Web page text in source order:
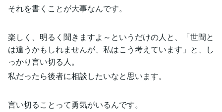
それを書くことが大事なんです。
楽しく、明るく聞きますよ～というだけの人と、「世間と
は違うかもしれませんが、私はこう考えています」と、し
っかり言い切る人。
私だったら後者に相談したいなと思います。
言い切ることって勇気がいるんです。